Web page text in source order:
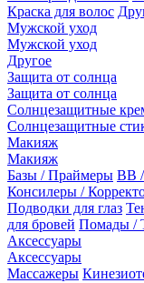
Краска для волос
Мужской уход
Мужской уход
Другое
Защита от солнца
Защита от солнца
Солнцезащитные
Солнцезащитные
Макияж
Макияж
Базы / Праймеры BB
Консилеры /
Подводки для глаз
для бровей Помады /
Аксессуары
Аксессуары
Массажеры